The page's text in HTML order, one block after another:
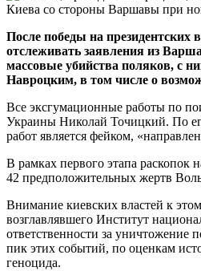
Киева со стороны Варшавы при
После победы на
отслеживать заявления из
массовые убийства поляков, с
Навроцким, в том числе о
Все эксгумационные работы по
Украины Николай Точицкий. По
работ является фейком,
В рамках первого этапа раскопок
42 предположительных жертв
Внимание киевских властей к
возглавлявшего Институт
ответственности за уничтожение
пик этих событий, по оценкам
геноцида.